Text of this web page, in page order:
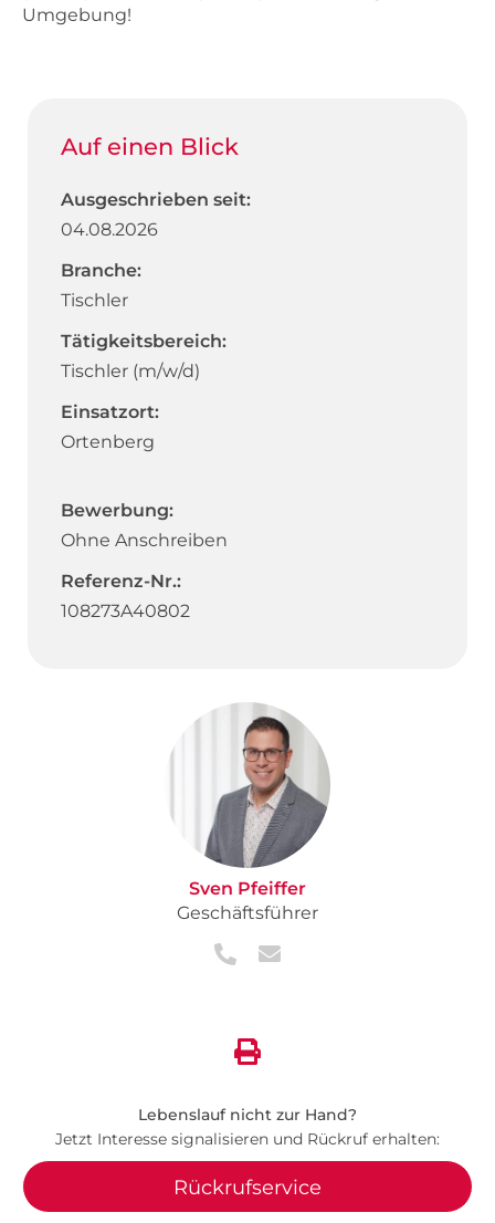
Umgebung!
Auf einen Blick
Ausgeschrieben seit:
04.08.2026
Branche:
Tischler
Tätigkeitsbereich:
Tischler (m/w/d)
Einsatzort:
Ortenberg
Bewerbung:
Ohne Anschreiben
Referenz-Nr.:
108273A40802
Sven Pfeiffer
Geschäftsführer
Lebenslauf nicht zur Hand?
Jetzt Interesse signalisieren und Rückruf erhalten:
Rückrufservice